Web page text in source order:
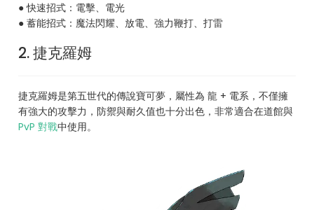
● 快速招式：電擊、電光
● 蓄能招式：魔法閃耀、放電、強力鞭打、打雷
2. 捷克羅姆
捷克羅姆是第五世代的傳說寶可夢，屬性為 龍 + 電系，不僅擁
有強大的攻擊力，防禦與耐久值也十分出色，非常適合在道館與
PvP 對戰中使用。